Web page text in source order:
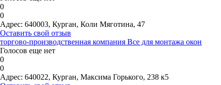
0
0
Адрес: 640003, Курган, Коли Мяготина, 47
Оставить свой отзыв
торгово-производственная компания Все для монтажа окон
Голосов еще нет
0
0
Адрес: 640022, Курган, Максима Горького, 238 к5